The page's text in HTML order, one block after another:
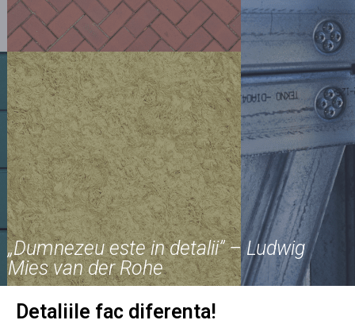
„Dumnezeu este in detalii” – Ludwig
Mies van der Rohe
Detaliile fac diferenta!